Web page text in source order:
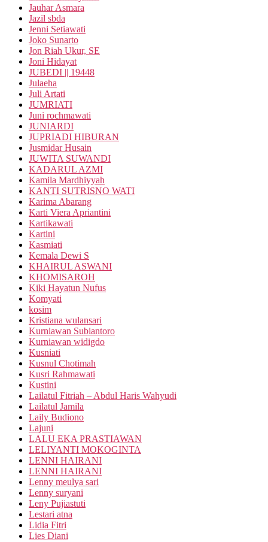
Jauhar Asmara
Jazil sbda
Jenni Setiawati
Joko Sunarto
Jon Riah Ukur, SE
Joni Hidayat
JUBEDI || 19448
Julaeha
Juli Artati
JUMRIATI
Juni rochmawati
JUNIARDI
JUPRIADI HIBURAN
Jusmidar Husain
JUWITA SUWANDI
KADARUL AZMI
Kamila Mardhiyyah
KANTI SUTRISNO WATI
Karima Abarang
Karti Viera Apriantini
Kartikawati
Kartini
Kasmiati
Kemala Dewi S
KHAIRUL ASWANI
KHOMISAROH
Kiki Hayatun Nufus
Komyati
kosim
Kristiana wulansari
Kurniawan Subiantoro
Kurniawan widigdo
Kusniati
Kusnul Chotimah
Kusri Rahmawati
Kustini
Lailatul Fitriah – Abdul Haris Wahyudi
Lailatul Jamila
Laily Budiono
Lajuni
LALU EKA PRASTIAWAN
LELIYANTI MOKOGINTA
LENNI HAIRANI
LENNI HAIRANI
Lenny meulya sari
Lenny suryani
Leny Pujiastuti
Lestari atna
Lidia Fitri
Lies Diani